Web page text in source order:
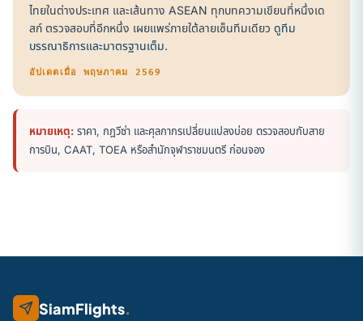
ไทยในต่างประเทศ และเส้นทาง ASEAN ทุกบทความเขียนที่หนึ่งเด
สก์ ตรวจสอบที่อีกหนึ่ง เผยแพร่ภายใต้ลายเซ็นทีมเดียว ดูทีม
บรรณาธิการและมาตรฐานเต็ม.
อัปเดตเมื่อ พฤษภาคม 2569
หมายเหตุ: ราคา, กฎวีซ่า และศุลกากรเปลี่ยนแปลงบ่อย ตรวจสอบกับสาย
การบิน, CAAT, TOEA หรือสำนักจุฬาราชมนตรี ก่อนจอง
SiamFlights.